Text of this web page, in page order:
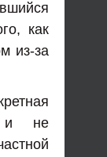
как
из-за
и не